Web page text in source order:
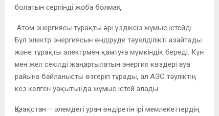
болатын серпінді жоба болмақ.
Атом энергиясы тұрақты әрі үздіксіз жұмыс істейді.
Бұл электр энергиясын өндіруде тәуелділікті азайтады
және тұрақты электрмен қамтуға мүмкіндік береді. Күн
мен жел секілді жаңартылатын энергия көздері ауа
райына байланысты өзгеріп тұрады, ал АЭС тәуліктің
кез келген уақытында жұмыс істей алады.
Қазақстан – әлемдегі уран өндіретін ірі мемлекеттердің